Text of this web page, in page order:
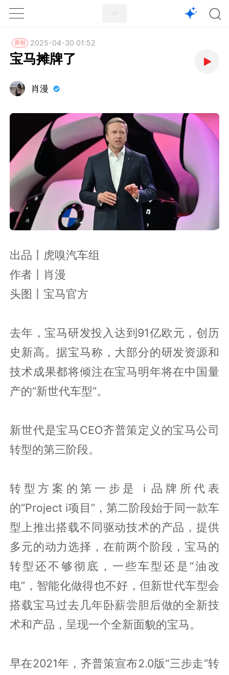
1X
原创 2025-04-30 01:52
宝马摊牌了
肖漫
出品丨虎嗅汽车组
作者丨肖漫
头图丨宝马官方
去年，宝马研发投入达到91亿欧元，创历
史新高。据宝马称，大部分的研发资源和
技术成果都将倾注在宝马明年将在中国量
产的“新世代车型”。
新世代是宝马CEO齐普策定义的宝马公司
转型的第三阶段。
转型方案的第一步是 i 品牌所代表
的“Project i项目”，第二阶段始于同一款车
型上推出搭载不同驱动技术的产品，提供
多元的动力选择，在前两个阶段，宝马的
转型还不够彻底，一些车型还是“油改
电”，智能化做得也不好，但新世代车型会
搭载宝马过去几年卧薪尝胆后做的全新技
术和产品，呈现一个全新面貌的宝马。
早在2021年，齐普策宣布2.0版“三步走”转